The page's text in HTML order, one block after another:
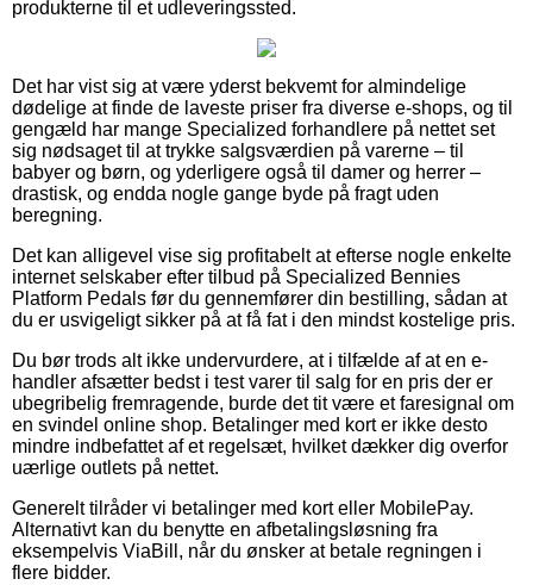
produkterne til et udleveringssted.
Det har vist sig at være yderst bekvemt for almindelige
dødelige at finde de laveste priser fra diverse e-shops, og til
gengæld har mange Specialized forhandlere på nettet set
sig nødsaget til at trykke salgsværdien på varerne – til
babyer og børn, og yderligere også til damer og herrer –
drastisk, og endda nogle gange byde på fragt uden
beregning.
Det kan alligevel vise sig profitabelt at efterse nogle enkelte
internet selskaber efter tilbud på Specialized Bennies
Platform Pedals før du gennemfører din bestilling, sådan at
du er usvigeligt sikker på at få fat i den mindst kostelige pris.
Du bør trods alt ikke undervurdere, at i tilfælde af at en e-
handler afsætter bedst i test varer til salg for en pris der er
ubegribelig fremragende, burde det tit være et faresignal om
en svindel online shop. Betalinger med kort er ikke desto
mindre indbefattet af et regelsæt, hvilket dækker dig overfor
uærlige outlets på nettet.
Generelt tilråder vi betalinger med kort eller MobilePay.
Alternativt kan du benytte en afbetalingsløsning fra
eksempelvis ViaBill, når du ønsker at betale regningen i
flere bidder.